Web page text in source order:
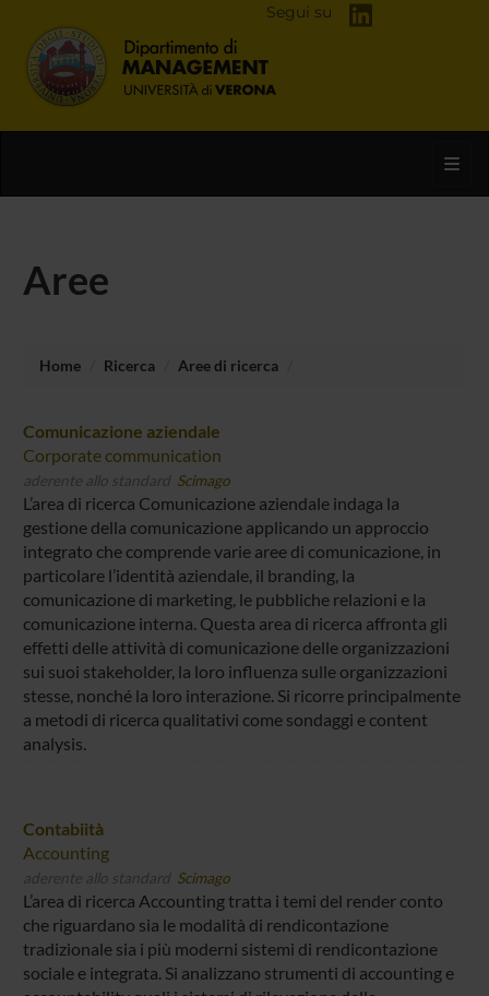
Segui su
Aree
Home Ricerca Aree di ricerca
Comunicazione aziendale
Corporate communication
aderente allo standard Scimago
L’area di ricerca Comunicazione aziendale indaga la
gestione della comunicazione applicando un approccio
integrato che comprende varie aree di comunicazione, in
particolare l’identità aziendale, il branding, la
comunicazione di marketing, le pubbliche relazioni e la
comunicazione interna. Questa area di ricerca affronta gli
effetti delle attività di comunicazione delle organizzazioni
sui suoi stakeholder, la loro influenza sulle organizzazioni
stesse, nonché la loro interazione. Si ricorre principalmente
a metodi di ricerca qualitativi come sondaggi e content
analysis.
Contabiità
Accounting
aderente allo standard Scimago
L’area di ricerca Accounting tratta i temi del render conto
che riguardano sia le modalità di rendicontazione
tradizionale sia i più moderni sistemi di rendicontazione
sociale e integrata. Si analizzano strumenti di accounting e